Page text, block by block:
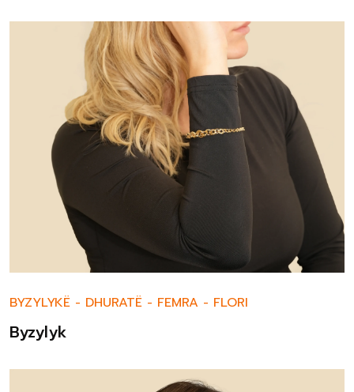
BYZYLYKË - DHURATË - FEMRA - FLORI
Byzylyk